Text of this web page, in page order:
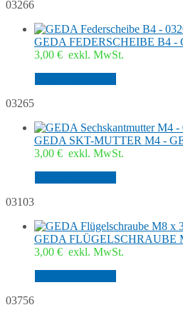
03266
GEDA FEDERSCHEIBE B4 -
3,00 € exkl. MwSt.
03265
GEDA SKT-MUTTER M4 -
3,00 € exkl. MwSt.
03103
GEDA FLÜGELSCHRAUBE
3,00 € exkl. MwSt.
03756